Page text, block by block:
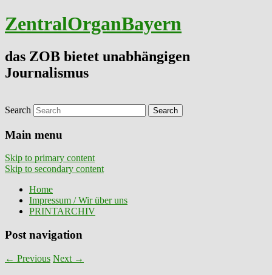
ZentralOrganBayern
das ZOB bietet unabhängigen
Journalismus
Search
Main menu
Skip to primary content
Skip to secondary content
Home
Impressum / Wir über uns
PRINTARCHIV
Post navigation
← Previous Next →